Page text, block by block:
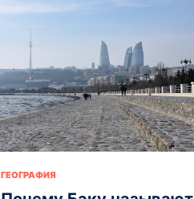
ГЕОГРАФИЯ